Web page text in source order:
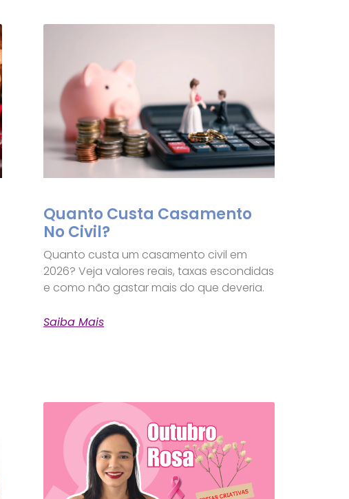
Quanto Custa Casamento
No Civil?
Quanto custa um casamento civil em
2026? Veja valores reais, taxas escondidas
e como não gastar mais do que deveria.
Saiba Mais